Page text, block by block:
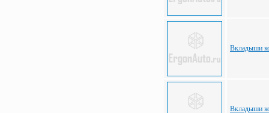
Вкладыши
Вкладыши